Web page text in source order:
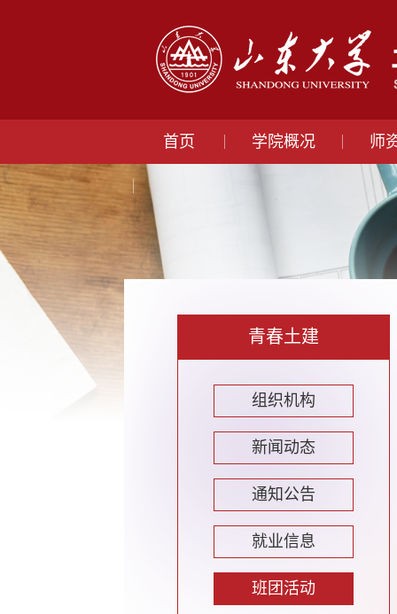
首页 学院概况 师
青春土建
组织机构
新闻动态
通知公告
就业信息
班团活动